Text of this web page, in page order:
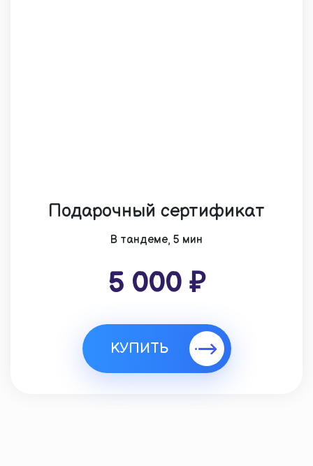
Подарочный сертификат
В тандеме, 5 мин
5 000 ₽
КУПИТЬ